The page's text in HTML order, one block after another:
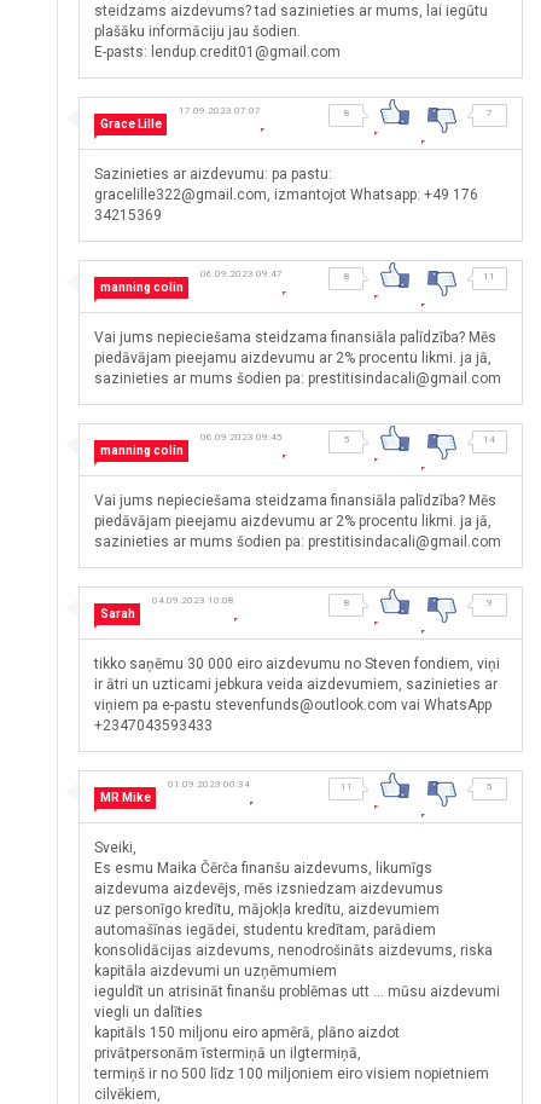
steidzams aizdevums? tad sazinieties ar mums, lai iegūtu
plašāku informāciju jau šodien.
E-pasts: lendup.credit01@gmail.com
Grace Lille
17.09.2023 07:07 8 7
Sazinieties ar aizdevumu: pa pastu:
gracelille322@gmail.com, izmantojot Whatsapp: +49 176
34215369
manning colin
06.09.2023 09:47 8 11
Vai jums nepieciešama steidzama finansiāla palīdzība? Mēs
piedāvājam pieejamu aizdevumu ar 2% procentu likmi. ja jā,
sazinieties ar mums šodien pa: prestitisindacali@gmail.com
manning colin
06.09.2023 09:45 5 14
Vai jums nepieciešama steidzama finansiāla palīdzība? Mēs
piedāvājam pieejamu aizdevumu ar 2% procentu likmi. ja jā,
sazinieties ar mums šodien pa: prestitisindacali@gmail.com
Sarah
04.09.2023 10:08 8 9
tikko saņēmu 30 000 eiro aizdevumu no Steven fondiem, viņi
ir ātri un uzticami jebkura veida aizdevumiem, sazinieties ar
viņiem pa e-pastu stevenfunds@outlook.com vai WhatsApp
+2347043593433
MR Mike
01.09.2023 00:34 11 5
Sveiki,
Es esmu Maika Čērča finanšu aizdevums, likumīgs
aizdevuma aizdevējs, mēs izsniedzam aizdevumus
uz personīgo kredītu, mājokļa kredītu, aizdevumiem
automašīnas iegādei, studentu kredītam, parādiem
konsolidācijas aizdevums, nenodrošināts aizdevums, riska
kapitāla aizdevumi un uzņēmumiem
ieguldīt un atrisināt finanšu problēmas utt ... mūsu aizdevumi
viegli un dalīties
kapitāls 150 miljonu eiro apmērā, plāno aizdot
privātpersonām īstermiņā un ilgtermiņā,
termiņš ir no 500 līdz 100 miljoniem eiro visiem nopietniem
cilvēkiem,